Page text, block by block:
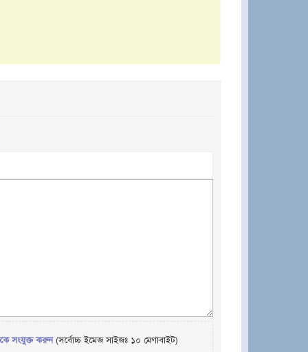
সংযুক্ত করুন(সর্বোচ্চ ইমেজ সাইজঃ ১০ মেগাবাইট)